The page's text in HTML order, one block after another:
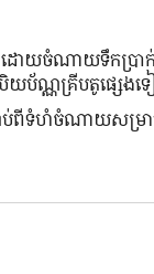
ន ដោយចំណាយទឹកប្រា
យប័ណ្ណគ្រីបតូផ្សេងទ
ន្ទាប់ពីទំហំចំណាយស